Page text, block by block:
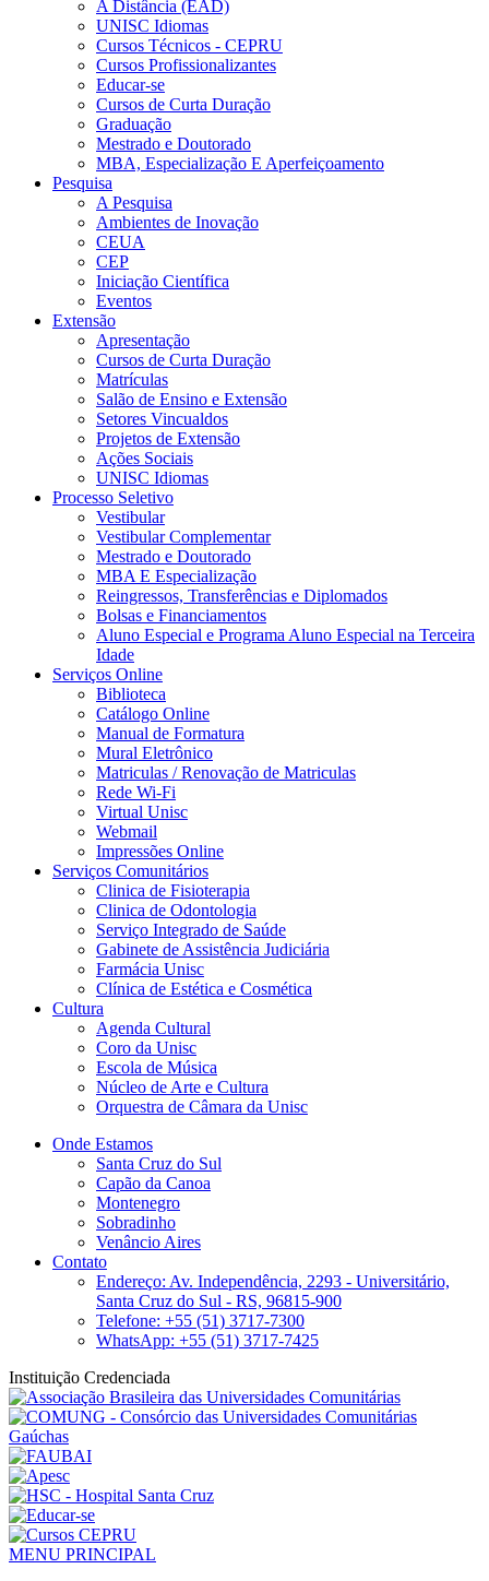
A Distância (EAD)
UNISC Idiomas
Cursos Técnicos - CEPRU
Cursos Profissionalizantes
Educar-se
Cursos de Curta Duração
Graduação
Mestrado e Doutorado
MBA, Especialização E Aperfeiçoamento
Pesquisa
A Pesquisa
Ambientes de Inovação
CEUA
CEP
Iniciação Científica
Eventos
Extensão
Apresentação
Cursos de Curta Duração
Matrículas
Salão de Ensino e Extensão
Setores Vincualdos
Projetos de Extensão
Ações Sociais
UNISC Idiomas
Processo Seletivo
Vestibular
Vestibular Complementar
Mestrado e Doutorado
MBA E Especialização
Reingressos, Transferências e Diplomados
Bolsas e Financiamentos
Aluno Especial e Programa Aluno Especial na Terceira
Idade
Serviços Online
Biblioteca
Catálogo Online
Manual de Formatura
Mural Eletrônico
Matriculas / Renovação de Matriculas
Rede Wi-Fi
Virtual Unisc
Webmail
Impressões Online
Serviços Comunitários
Clinica de Fisioterapia
Clinica de Odontologia
Serviço Integrado de Saúde
Gabinete de Assistência Judiciária
Farmácia Unisc
Clínica de Estética e Cosmética
Cultura
Agenda Cultural
Coro da Unisc
Escola de Música
Núcleo de Arte e Cultura
Orquestra de Câmara da Unisc
Onde Estamos
Santa Cruz do Sul
Capão da Canoa
Montenegro
Sobradinho
Venâncio Aires
Contato
Endereço: Av. Independência, 2293 - Universitário,
Santa Cruz do Sul - RS, 96815-900
Telefone: +55 (51) 3717-7300
WhatsApp: +55 (51) 3717-7425
Instituição Credenciada
MENU PRINCIPAL